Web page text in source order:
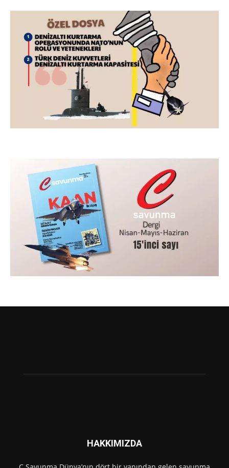
HAKKIMIZDA